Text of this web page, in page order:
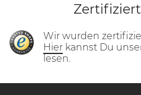
Wir wurden
Hier kannst Du
lesen.